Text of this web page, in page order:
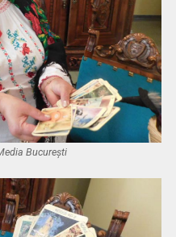
București